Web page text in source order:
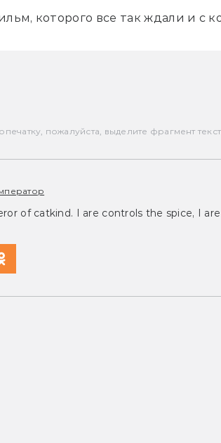
которого все так ждали и с
пожалуйста, выделите фрагмент
of catkind. I are controls the spice, I